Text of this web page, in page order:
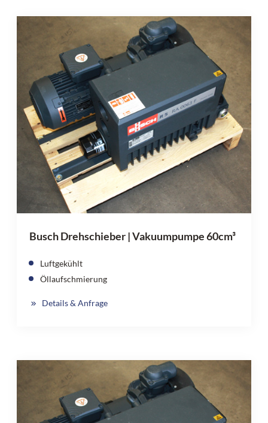
Busch Drehschieber | Vakuumpumpe 60cm³
Luftgekühlt
Öllaufschmierung
Details & Anfrage